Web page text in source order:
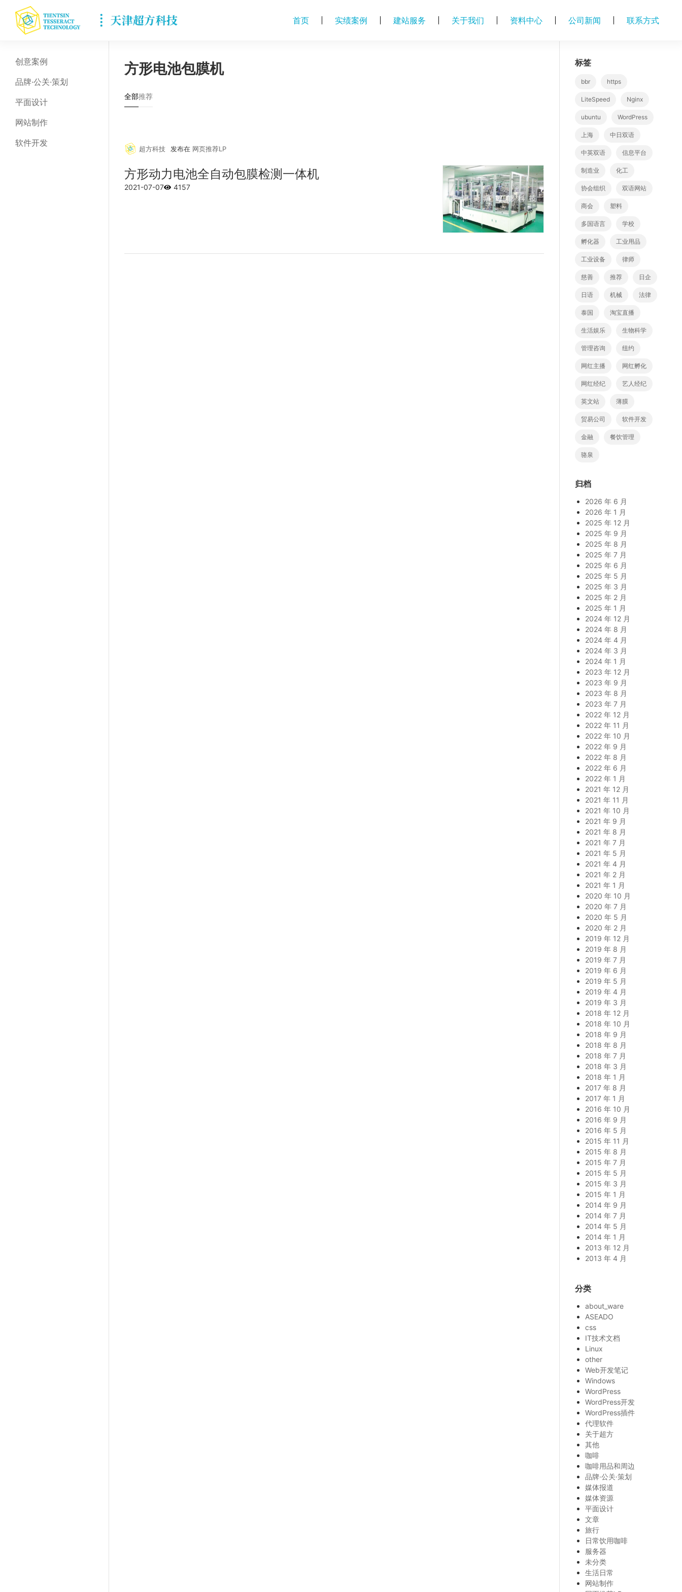
首页 实绩案例 建站服务 关于我们 资料中心 公司新闻 联系方式
创意案例
品牌·公关·策划
平面设计
网站制作
软件开发
方形电池包膜机
全部推荐
超方科技 发布在 网页推荐LP
方形动力电池全自动包膜检测一体机
2021-07-07 4157
标签
bbr https
LiteSpeed Nginx
ubuntu WordPress
上海 中日双语
中英双语 信息平台
制造业 化工
协会组织 双语网站
商会 塑料
多国语言 学校
孵化器 工业用品
工业设备 律师
慈善 推荐 日企
日语 机械 法律
泰国 淘宝直播
生活娱乐 生物科学
管理咨询 纽约
网红主播 网红孵化
网红经纪 艺人经纪
英文站 薄膜
贸易公司 软件开发
金融 餐饮管理
骆泉
归档
2026 年 6 月
2026 年 1 月
2025 年 12 月
2025 年 9 月
2025 年 8 月
2025 年 7 月
2025 年 6 月
2025 年 5 月
2025 年 3 月
2025 年 2 月
2025 年 1 月
2024 年 12 月
2024 年 8 月
2024 年 4 月
2024 年 3 月
2024 年 1 月
2023 年 12 月
2023 年 9 月
2023 年 8 月
2023 年 7 月
2022 年 12 月
2022 年 11 月
2022 年 10 月
2022 年 9 月
2022 年 8 月
2022 年 6 月
2022 年 1 月
2021 年 12 月
2021 年 11 月
2021 年 10 月
2021 年 9 月
2021 年 8 月
2021 年 7 月
2021 年 5 月
2021 年 4 月
2021 年 2 月
2021 年 1 月
2020 年 10 月
2020 年 7 月
2020 年 5 月
2020 年 2 月
2019 年 12 月
2019 年 8 月
2019 年 7 月
2019 年 6 月
2019 年 5 月
2019 年 4 月
2019 年 3 月
2018 年 12 月
2018 年 10 月
2018 年 9 月
2018 年 8 月
2018 年 7 月
2018 年 3 月
2018 年 1 月
2017 年 8 月
2017 年 1 月
2016 年 10 月
2016 年 9 月
2016 年 5 月
2015 年 11 月
2015 年 8 月
2015 年 7 月
2015 年 5 月
2015 年 3 月
2015 年 1 月
2014 年 9 月
2014 年 7 月
2014 年 5 月
2014 年 1 月
2013 年 12 月
2013 年 4 月
分类
about_ware
ASEADO
css
IT技术文档
Linux
other
Web开发笔记
Windows
WordPress
WordPress开发
WordPress插件
代理软件
关于超方
其他
咖啡
咖啡用品和周边
品牌·公关·策划
媒体报道
媒体资源
平面设计
文章
旅行
日常饮用咖啡
服务器
未分类
生活日常
网站制作